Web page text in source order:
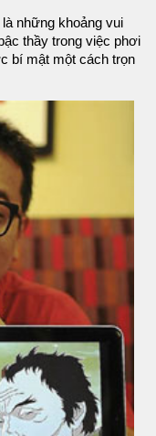
những khoảng vui
thầy trong việc phơi
bí mật một cách trọn